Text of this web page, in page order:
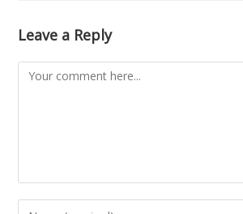
Leave a Reply